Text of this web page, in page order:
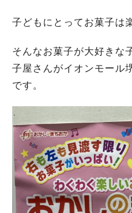
子どもにとってお菓子は
そんなお菓子が大好きな
子屋さんがイオンモール
です。